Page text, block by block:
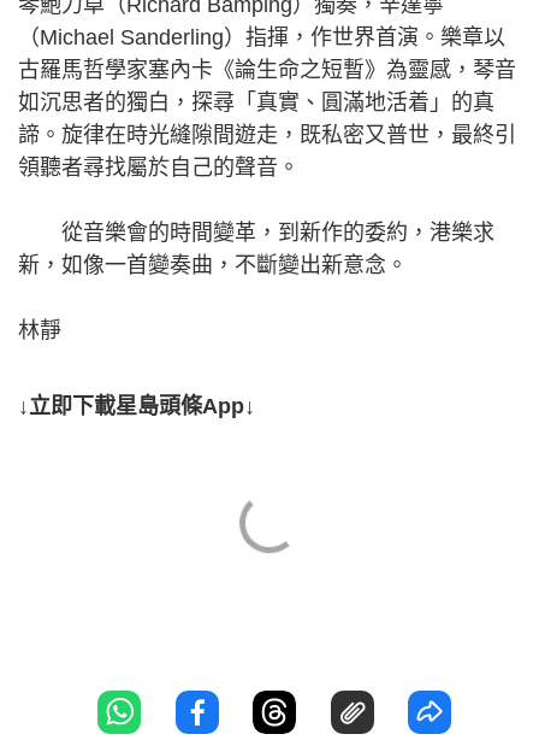
琴鮑力卓（Richard Bamping）獨奏，辛達寧
（Michael Sanderling）指揮，作世界首演。樂章以
古羅馬哲學家塞內卡《論生命之短暫》為靈感，琴音
如沉思者的獨白，探尋「真實、圓滿地活着」的真
諦。旋律在時光縫隙間遊走，既私密又普世，最終引
領聽者尋找屬於自己的聲音。
從音樂會的時間變革，到新作的委約，港樂求
新，如像一首變奏曲，不斷變出新意念。
林靜
↓立即下載星島頭條App↓